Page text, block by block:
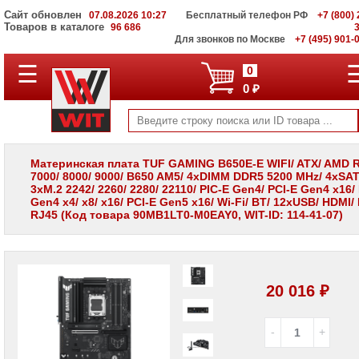
Сайт обновлен 07.08.2026 10:27
Товаров в каталоге 96 686
Бесплатный телефон РФ
+7 (800)
Для звонков по Москве
+7 (495) 901-
ПОЛНЫЙ
КАТАЛОГ
Корпоративные
серверы
WIT
Системы
хранения
данных
WIT
Проекторы
☰ 0
0 ₽
Материнская плата TUF GAMING B650E-E WIFI/ ATX/ AMD
7000/ 8000/ 9000/ B650 AM5/ 4xDIMM DDR5 5200 MHz/
3xM.2 2242/ 2260/ 2280/ 22110/ PIC-E Gen4/ PCI-E Gen4 x16/
Gen4 x4/ x8/ x16/ PCI-E Gen5 x16/ Wi-Fi/ BT/ 12xUSB/ HDMI/
RJ45 (Код товара 90MB1LT0-M0EAY0, WIT-ID: 114-41-07)
20 016 ₽